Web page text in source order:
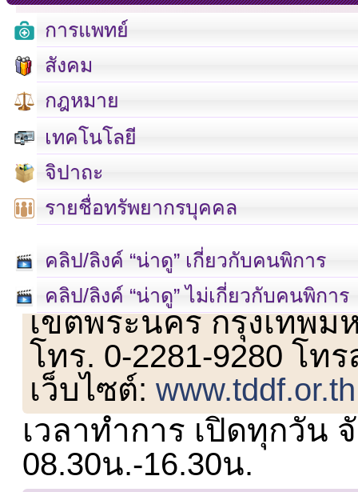
การแพทย์
สังคม
กฎหมาย
เทคโนโลยี
จิปาถะ
รายชื่อทรัพยากรบุคคล
คลิป/ลิงค์ “น่าดู” เกี่ยวกับคนพิการ
คลิป/ลิงค์ “น่าดู” ไม่เกี่ยวกับคนพิการ
เลขที่ 23 ชั้น 2 ถนนวิ
เขตพระนคร กรุงเทพม
โทร. 0-2281-9280 โท
เว็บไซต์:www.tddf.or.th
เวลาทำการ เปิดทุกวัน
08.30น.-16.30น.